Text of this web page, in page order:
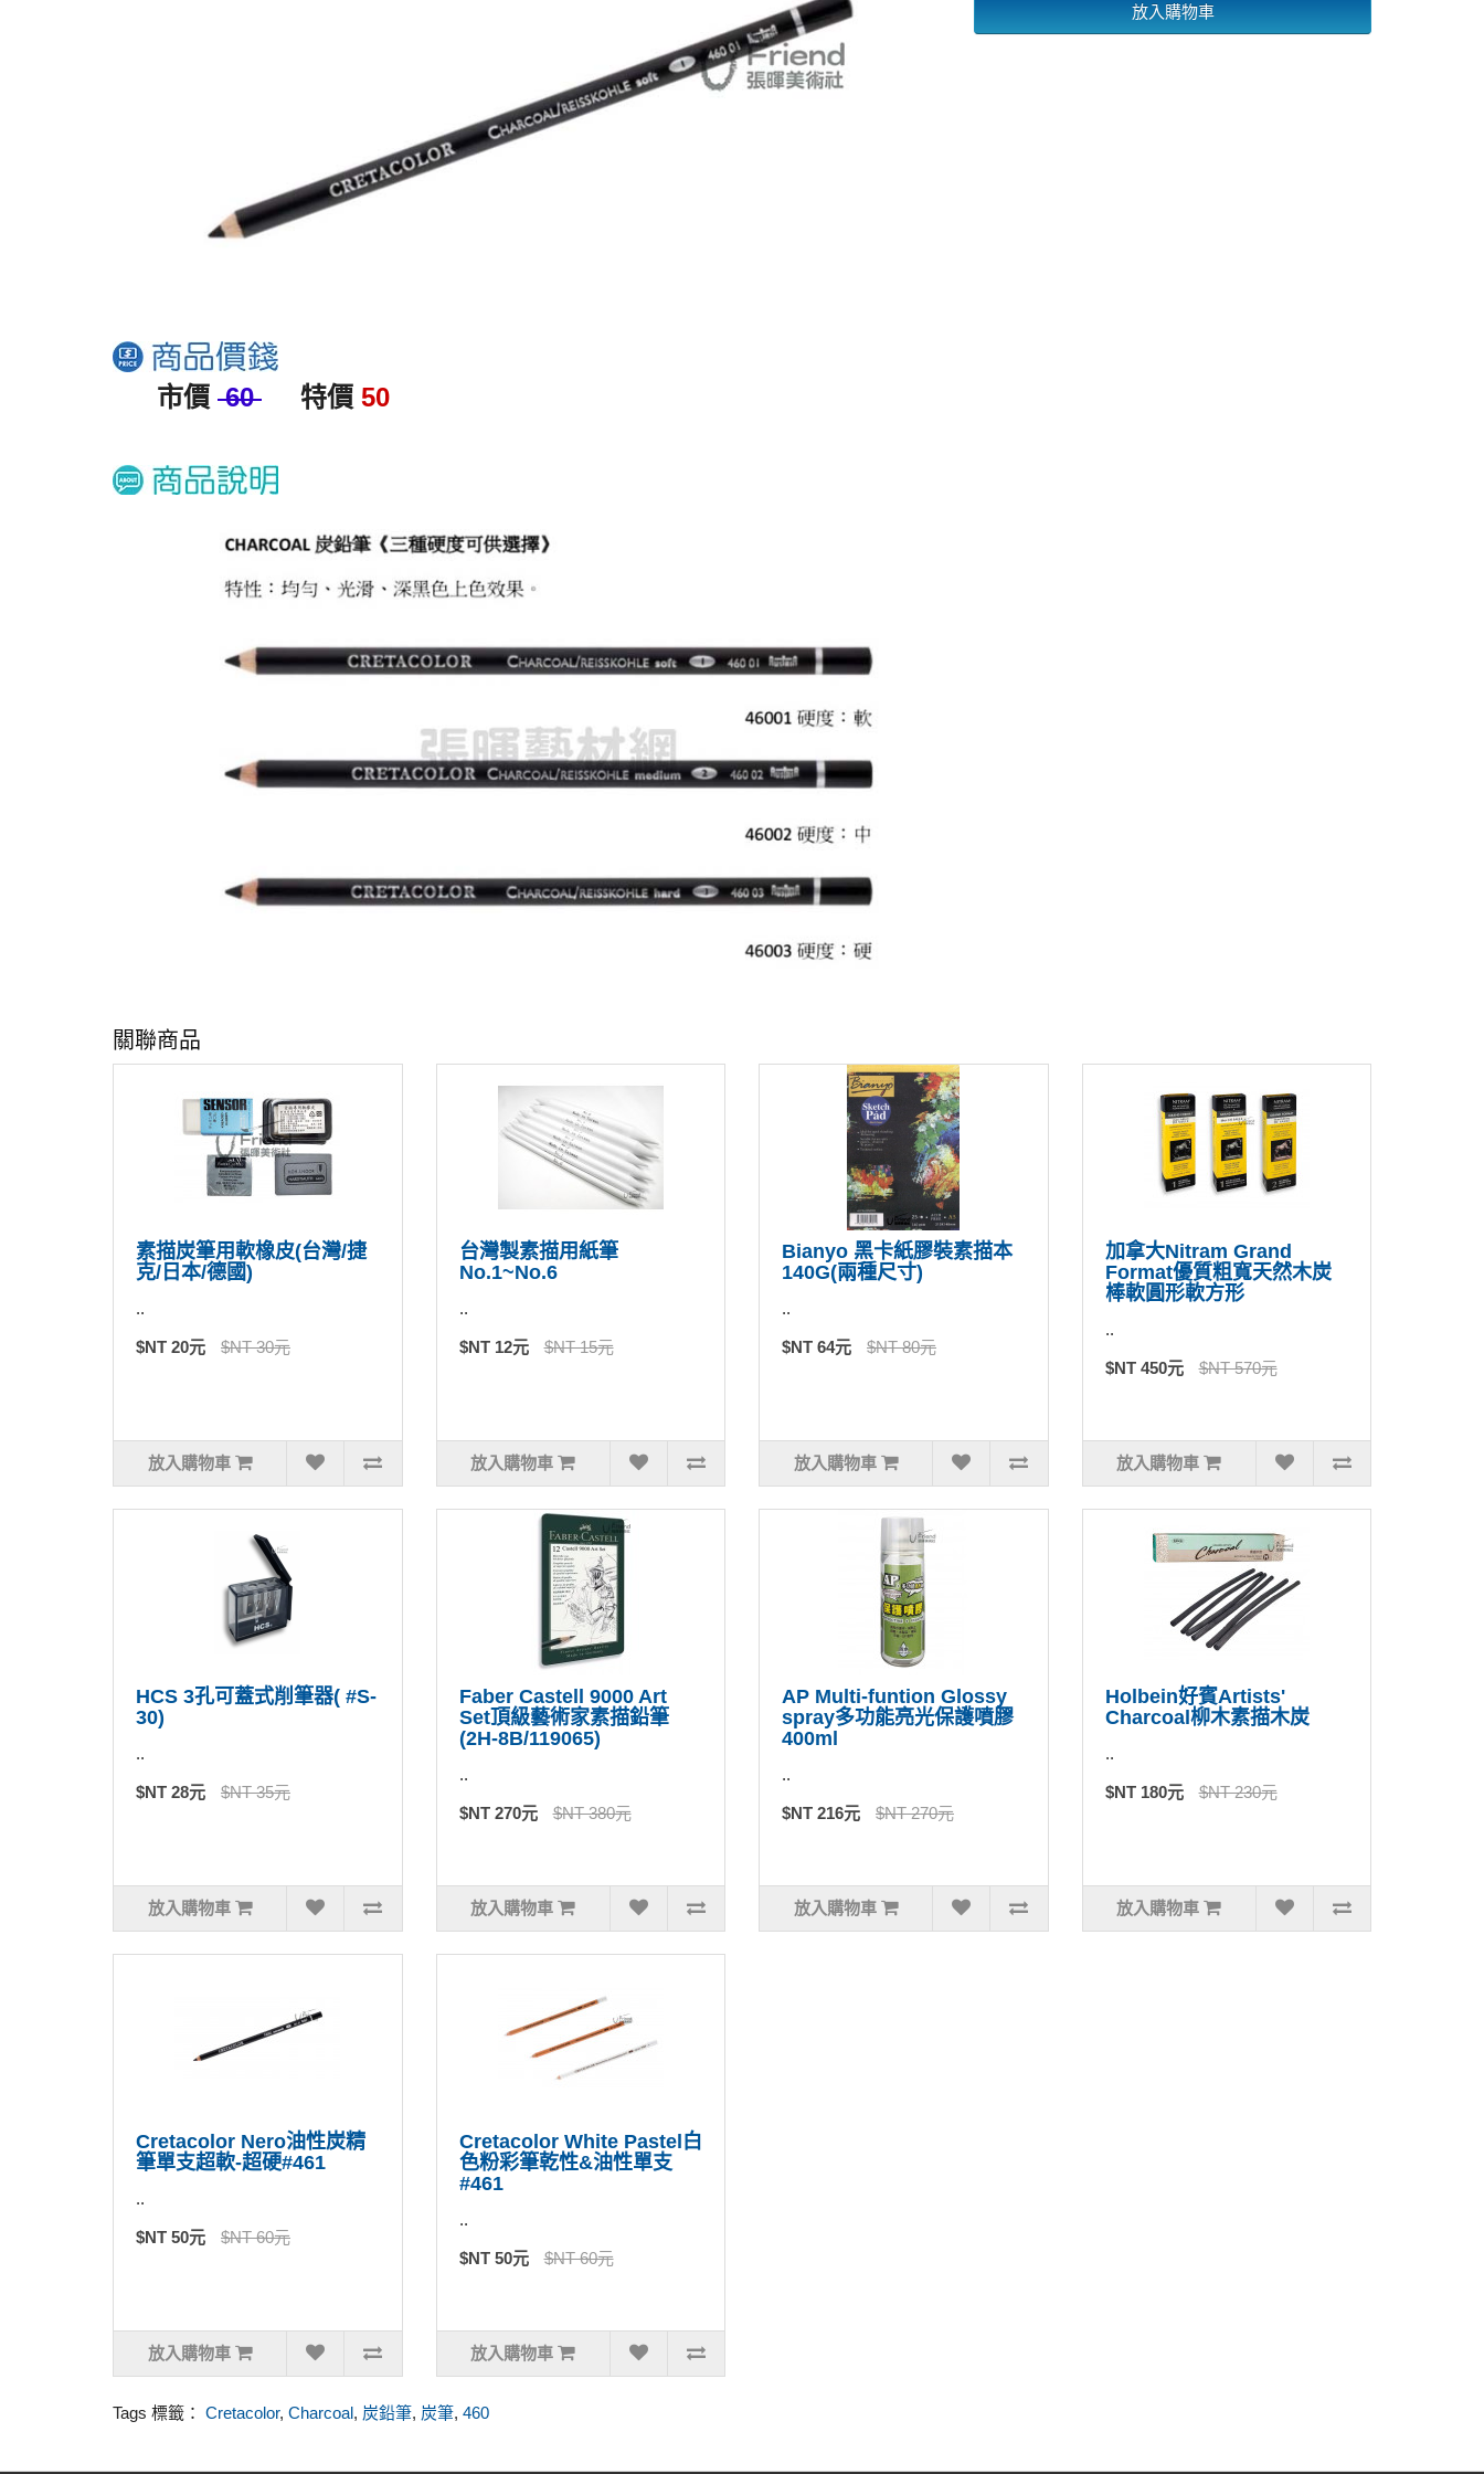
市價 60 特價 50
放入購物車
關聯商品
素描炭筆用軟橡皮(台灣/捷
克/日本/德國)
..
$NT 20元 $NT 30元
放入購物車
台灣製素描用紙筆
No.1~No.6
..
$NT 12元 $NT 15元
放入購物車
Bianyo 黑卡紙膠裝素描本
140G(兩種尺寸)
..
$NT 64元 $NT 80元
放入購物車
加拿大Nitram Grand
Format優質粗寬天然木炭
棒軟圓形軟方形
..
$NT 450元 $NT 570元
放入購物車
HCS 3孔可蓋式削筆器( #S-
30)
..
$NT 28元 $NT 35元
放入購物車
Faber Castell 9000 Art
Set頂級藝術家素描鉛筆
(2H-8B/119065)
..
$NT 270元 $NT 380元
放入購物車
AP Multi-funtion Glossy
spray多功能亮光保護噴膠
400ml
..
$NT 216元 $NT 270元
放入購物車
Holbein好賓Artists'
Charcoal柳木素描木炭
..
$NT 180元 $NT 230元
放入購物車
Cretacolor Nero油性炭精
筆單支超軟-超硬#461
..
$NT 50元 $NT 60元
放入購物車
Cretacolor White Pastel白
色粉彩筆乾性&油性單支
#461
..
$NT 50元 $NT 60元
放入購物車
Tags 標籤： Cretacolor, Charcoal, 炭鉛筆, 炭筆, 460